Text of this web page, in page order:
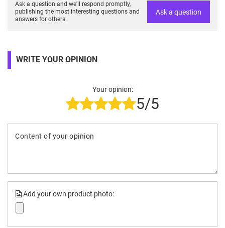
Ask a question and we'll respond promptly,
publishing the most interesting questions and
answers for others.
Ask a question
WRITE YOUR OPINION
Your opinion:
5/5
Content of your opinion
Add your own product photo: